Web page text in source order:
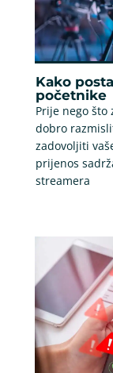
Kako
početnike
Prije nego što
dobro
zadovoljiti
prijenos
streamera